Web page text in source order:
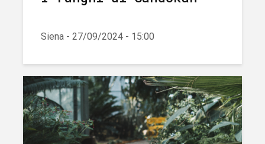
Siena - 27/09/2024 - 15:00